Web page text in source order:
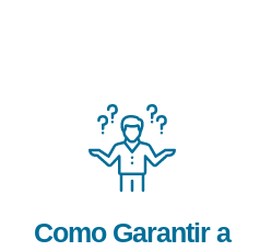
Como Garantir a